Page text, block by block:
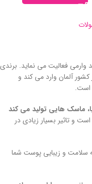
وارمی فعالیت می نماید. برندی
کشور آلمان وارد می کند و
است.
ماسک هایی تولید می کند
است و تاثیر بسیار زیادی در
سلامت و زیبایی پوست شما